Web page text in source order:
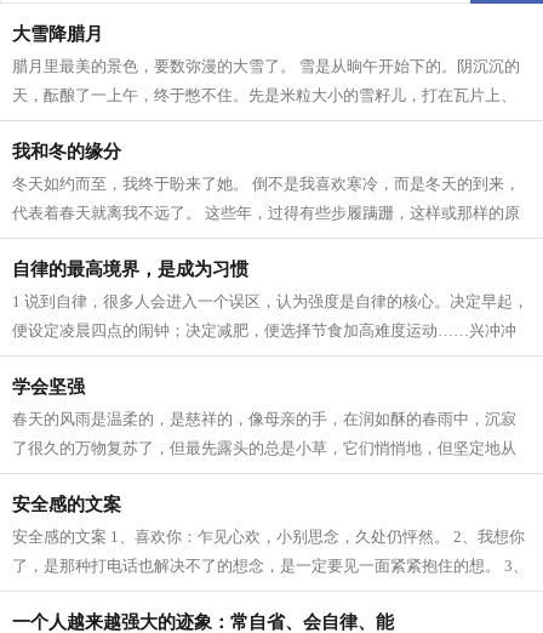
大雪降腊月
腊月里最美的景色，要数弥漫的大雪了。 雪是从晌午开始下的。阴沉沉的
天，酝酿了一上午，终于憋不住。先是米粒大小的雪籽儿，打在瓦片上、
枯枝上，沙沙作响。接着，雪籽中夹带...
我和冬的缘分
冬天如约而至，我终于盼来了她。 倒不是我喜欢寒冷，而是冬天的到来，
代表着春天就离我不远了。 这些年，过得有些步履蹒跚，这样或那样的原
因。所以我一直在期待着 人生 跟季节...
自律的最高境界，是成为习惯
1 说到自律，很多人会进入一个误区，认为强度是自律的核心。决定早起，
便设定凌晨四点的闹钟；决定减肥，便选择节食加高难度运动……兴冲冲
立目标，却因为强度太大，内心已有...
学会坚强
春天的风雨是温柔的，是慈祥的，像母亲的手，在润如酥的春雨中，沉寂
了很久的万物复苏了，但最先露头的总是小草，它们悄悄地，但坚定地从
土里钻出来，为山野铺上一层绿色，充...
安全感的文案
安全感的文案 1、喜欢你：乍见心欢，小别思念，久处仍怦然。 2、我想你
了，是那种打电话也解决不了的想念，是一定要见一面紧紧抱住的想。 3、
我爱这个世界上的三件事：太阳，月...
一个人越来越强大的迹象：常自省、会自律、能